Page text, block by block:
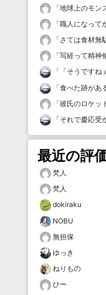
「地球上のモン
「職人になって
「さては食材無
「写経って精神
「 「そうです
「食べた跡があ
「彼氏のロケッ
「それで慶応受
最近の評
梵人
梵人
dokiraku
NOBU
無担保
ゆっき
ねりもの
ひー